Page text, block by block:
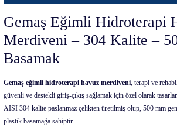
Gemaş Eğimli Hidroterapi
Merdiveni – 304 Kalite –
Basamak
Gemaş eğimli hidroterapi havuz merdiveni, terapi ve
güvenli ve destekli giriş-çıkış sağlamak için özel olarak
AISI 304 kalite paslanmaz çelikten üretilmiş olup, 500 mm
plastik basamağa sahiptir.